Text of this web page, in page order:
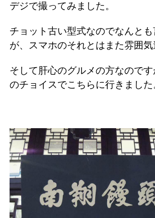
デジで撮ってみました。
チョット古い型式なのでなんと
が、スマホのそれとはまた雰囲気
そして肝心のグルメの方なので
のチョイスでこちらに行きました